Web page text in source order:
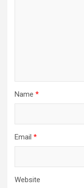
Name *
Email *
Website